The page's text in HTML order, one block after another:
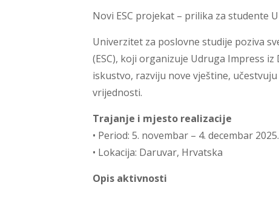
Novi ESC projekat – prilika za studente
Univerzitet za poslovne studije poziva
(ESC), koji organizuje Udruga Impress
iskustvo, razviju nove vještine,
vrijednosti.
Trajanje i mjesto realizacije
• Period: 5. novembar – 4. decembar 2025.
• Lokacija: Daruvar, Hrvatska
Opis aktivnosti